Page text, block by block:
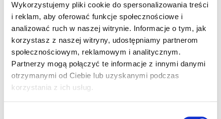
Wykorzystujemy pliki cookie do spersonalizowania treści
i reklam, aby oferować funkcje społecznościowe i
analizować ruch w naszej witrynie. Informacje o tym, jak
korzystasz z naszej witryny, udostępniamy partnerom
społecznościowym, reklamowym i analitycznym.
Partnerzy mogą połączyć te informacje z innymi danymi
otrzymanymi od Ciebie lub uzyskanymi podczas
korzystania z ich usług.
Kategorie:Druki Wyposażenie ośrodka
Opis Opinie (0)